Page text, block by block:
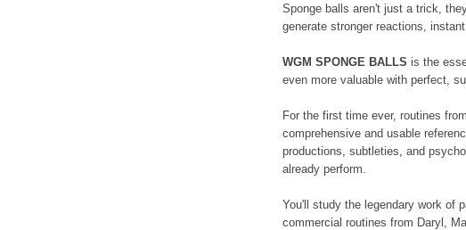
Sponge balls aren't just a trick,
generate stronger reactions,
WGM SPONGE BALLS is the
even more valuable with perfect,
For the first time ever, routines
comprehensive and usable
productions, subtleties, and
already perform.
You'll study the legendary work of
commercial routines from Daryl,